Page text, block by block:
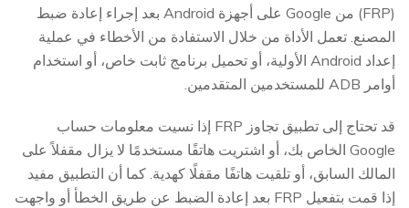
(FRP) من Google على أجهزة Android بعد إجراء إعادة ضبط
المصنع. تعمل الأداة من خلال الاستفادة من الأخطاء في عملية
إعداد Android الأولية، أو تحميل برنامج ثابت خاص، أو استخدام
أوامر ADB للمستخدمين المتقدمين.
قد تحتاج إلى تطبيق تجاوز FRP إذا نسيت معلومات حساب
Google الخاص بك، أو اشتريت هاتفًا مستخدمًا لا يزال مقفلاً على
المالك السابق، أو تلقيت هاتفًا مقفلًا كهدية. كما أن التطبيق مفيد
إذا قمت بتفعيل FRP بعد إعادة الضبط عن طريق الخطأ أو واجهت